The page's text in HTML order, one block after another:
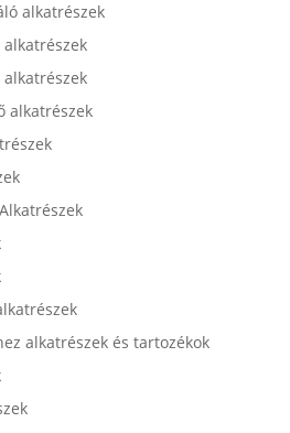
alkatrészek
alkatrészek
alkatrészek és tartozékok